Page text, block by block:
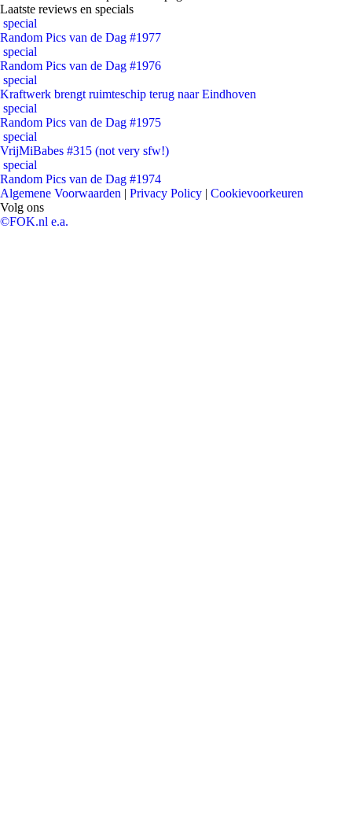
Laatste reviews en specials
special
Random Pics van de Dag #1977
special
Random Pics van de Dag #1976
special
Kraftwerk brengt ruimteschip terug naar Eindhoven
special
Random Pics van de Dag #1975
special
VrijMiBabes #315 (not very sfw!)
special
Random Pics van de Dag #1974
Algemene Voorwaarden | Privacy Policy | Cookievoorkeuren
Volg ons
©FOK.nl e.a.